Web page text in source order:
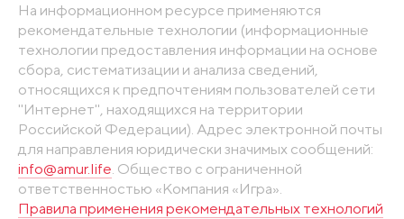
На информационном ресурсе применяются
рекомендательные технологии (информационные
технологии предоставления информации на основе
сбора, систематизации и анализа сведений,
относящихся к предпочтениям пользователей сети
"Интернет", находящихся на территории
Российской Федерации). Адрес электронной почты
для направления юридически значимых сообщений:
info@amur.life. Общество с ограниченной
ответственностью «Компания «Игра».
Правила применения рекомендательных технологий